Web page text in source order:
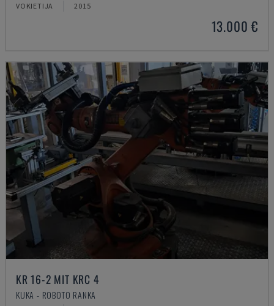
VOKIETIJA 2015
13.000 €
KR 16-2 MIT KRC 4
KUKA - ROBOTO RANKA